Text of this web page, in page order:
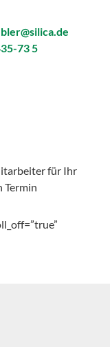
73 5
für Ihr
Termin